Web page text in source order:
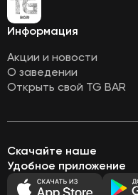
Информация
Акции и новости
О заведении
Открыть свой TG BAR
Скачайте наше
Удобное приложение